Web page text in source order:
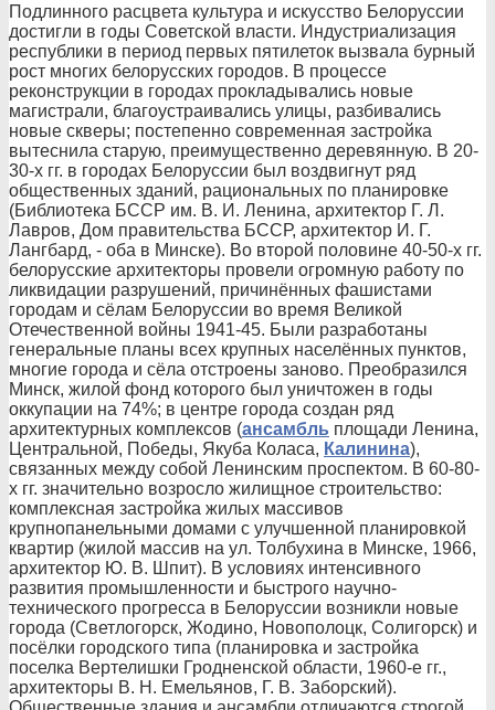
Подлинного расцвета культура и искусство Белоруссии
достигли в годы Советской власти. Индустриализация
республики в период первых пятилеток вызвала бурный
рост многих белорусских городов. В процессе
реконструкции в городах прокладывались новые
магистрали, благоустраивались улицы, разбивались
новые скверы; постепенно современная застройка
вытеснила старую, преимущественно деревянную. В 20-
30-х гг. в городах Белоруссии был воздвигнут ряд
общественных зданий, рациональных по планировке
(Библиотека БССР им. В. И. Ленина, архитектор Г. Л.
Лавров, Дом правительства БССР, архитектор И. Г.
Лангбард, - оба в Минске). Во второй половине 40-50-х гг.
белорусские архитекторы провели огромную работу по
ликвидации разрушений, причинённых фашистами
городам и сёлам Белоруссии во время Великой
Отечественной войны 1941-45. Были разработаны
генеральные планы всех крупных населённых пунктов,
многие города и сёла отстроены заново. Преобразился
Минск, жилой фонд которого был уничтожен в годы
оккупации на 74%; в центре города создан ряд
архитектурных комплексов (ансамбль площади Ленина,
Центральной, Победы, Якуба Коласа, Калинина),
связанных между собой Ленинским проспектом. В 60-80-
х гг. значительно возросло жилищное строительство:
комплексная застройка жилых массивов
крупнопанельными домами с улучшенной планировкой
квартир (жилой массив на ул. Толбухина в Минске, 1966,
архитектор Ю. В. Шпит). В условиях интенсивного
развития промышленности и быстрого научно-
технического прогресса в Белоруссии возникли новые
города (Светлогорск, Жодино, Новополоцк, Солигорск) и
посёлки городского типа (планировка и застройка
поселка Вертелишки Гродненской области, 1960-е гг.,
архитекторы В. Н. Емельянов, Г. В. Заборский).